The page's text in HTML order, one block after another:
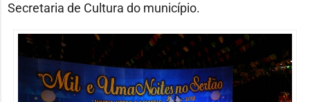
Secretaria de Cultura do município.